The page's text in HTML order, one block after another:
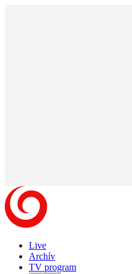
Live
Archív
TV program